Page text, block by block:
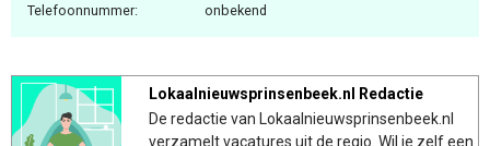
Telefoonnummer: onbekend
Lokaalnieuwsprinsenbeek.nl Redactie
De redactie van Lokaalnieuwsprinsenbeek.nl
verzamelt vacatures uit de regio. Wil je zelf een